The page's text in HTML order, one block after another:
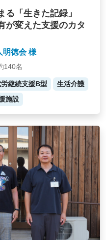
る「生きた記録」
が変えた支援のカタ
明徳会 様
140名
継続支援B型
生活介護
施設